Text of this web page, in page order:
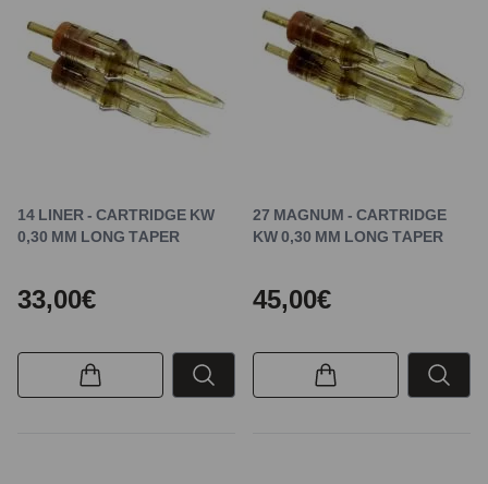
14 LINER - CARTRIDGE KW
0,30 MM LONG TAPER
33,00€
27 MAGNUM - CARTRIDGE
KW 0,30 MM LONG TAPER
45,00€